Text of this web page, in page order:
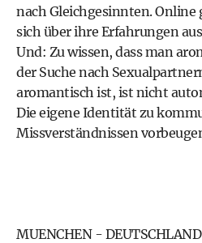
nach Gleichgesinnten. Online
sich über ihre Erfahrungen
Und: Zu wissen, dass man
der Suche nach
aromantisch ist, ist nicht
Die eigene Identität zu
Missverständnissen
MUENCHEN -